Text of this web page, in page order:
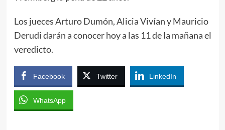
Los jueces Arturo Dumón, Alicia Vivían y Mauricio
Derudi darán a conocer hoy a las 11 de la mañana el
veredicto.
Facebook Twitter LinkedIn
WhatsApp